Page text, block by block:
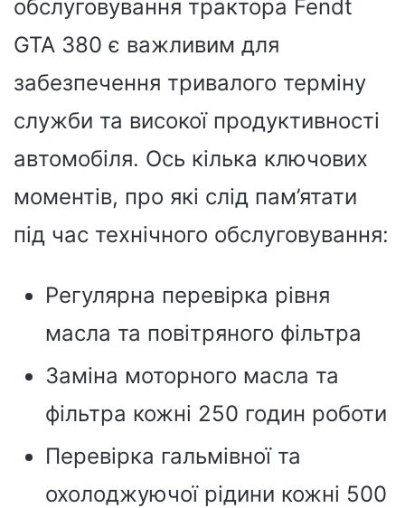
обслуговування трактора Fendt
GTA 380 є важливим для
забезпечення тривалого терміну
служби та високої продуктивності
автомобіля. Ось кілька ключових
моментів, про які слід пам’ятати
під час технічного обслуговування:
Регулярна перевірка рівня
масла та повітряного фільтра
Заміна моторного масла та
фільтра кожні 250 годин роботи
Перевірка гальмівної та
охолоджуючої рідини кожні 500